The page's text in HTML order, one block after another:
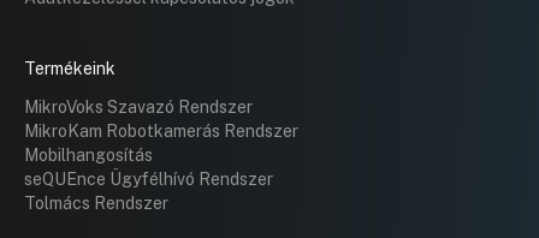
Termékeink
MikroVoks Szavazó Rendszer
MikroKam Robotkamerás Rendszer
Mobilhangosítás
seQUEnce Ügyfélhívó Rendszer
Tolmács Rendszer